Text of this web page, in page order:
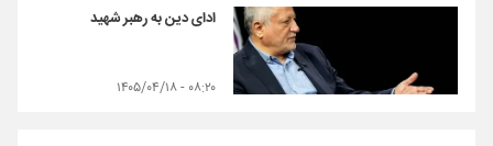
ادای دین به رهبر شهید
۰۸:۲۰ - ۱۴۰۵/۰۴/۱۸